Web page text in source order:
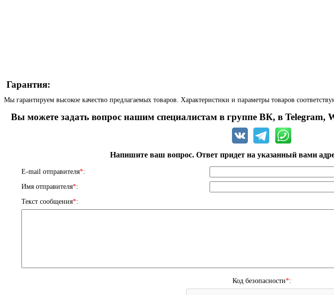
Гарантия:
Мы гарантируем высокое качество предлагаемых товаров. Характеристики и параметры товаров
Вы можете задать вопрос нашим специалистам в группе ВК, в Telegram,
Напишите ваш вопрос. Ответ придет на указанный вами
E-mail отправителя*:
Имя отправителя*:
Текст сообщения*:
Код безопасности*: